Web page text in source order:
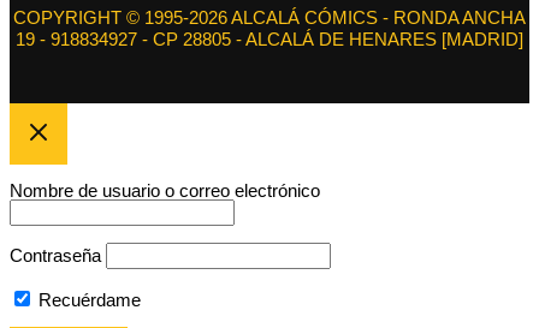
COPYRIGHT © 1995-2026 ALCALÁ CÓMICS - RONDA ANCHA
19 - 918834927 - CP 28805 - ALCALÁ DE HENARES [MADRID]
Nombre de usuario o correo electrónico
Contraseña
Recuérdame